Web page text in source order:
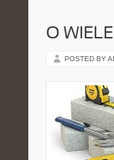
O
POSTED BY